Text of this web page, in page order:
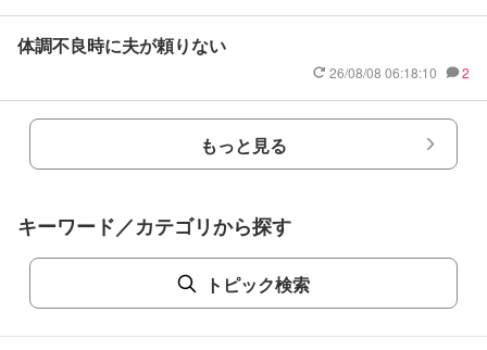
体調不良時に夫が頼りない
26/08/08 06:18:10 2
もっと見る
キーワード／カテゴリから探す
トピック検索